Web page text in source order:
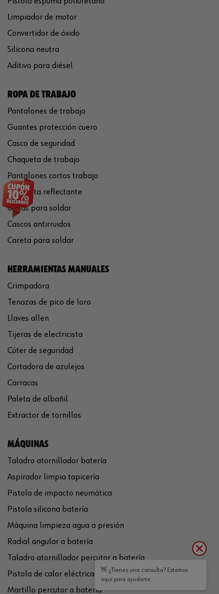
Limpiador de motor
Convertidor de óxido
Silicona neutra
Aditivo para diésel
ROPA DE TRABAJO
Pantalones de trabajo
Guantes protección cuero
Casco de seguridad
Chaqueta de trabajo
Pantalones cortos trabajo
Chaqueta reflectante
Gafas para soldar
Cascos antirruidos
Careta para soldar
HERRAMIENTAS MANUALES
Crimpadora
Tenazas de pico de loro
Llaves allen
Tijeras de electricista
Cúter de seguridad
Cortadora de azulejos
Carracas
Paleta de albañil
Extractor de tornillos
MÁQUINAS
Taladro atornillador batería
Aspirador limpia tapicería
Pistola de impacto neumática
Pistola silicona batería
Máquina limpieza agua a presión
Radial angular a batería
Taladro atornillador percutor a batería
Pistola de calor eléctrica
Martillo percutor a batería
👋 ¿Tienes una consulta? Estamos
aquí para ayudarte.